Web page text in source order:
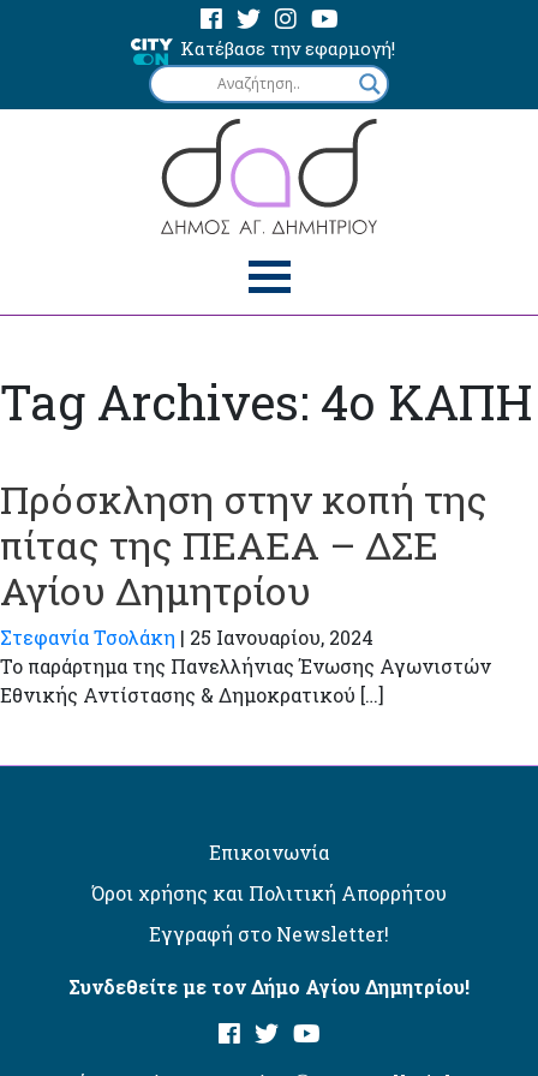
Κατέβασε την εφαρμογή!
Tag Archives: 4ο ΚΑΠΗ
Πρόσκληση στην κοπή της
πίτας της ΠΕΑΕΑ – ΔΣΕ
Αγίου Δημητρίου
Στεφανία Τσολάκη | 25 Ιανουαρίου, 2024
Το παράρτημα της Πανελλήνιας Ένωσης Αγωνιστών
Εθνικής Αντίστασης & Δημοκρατικού […]
Επικοινωνία
Όροι χρήσης και Πολιτική Απορρήτου
Εγγραφή στο Newsletter!
Συνδεθείτε με τον Δήμο Αγίου Δημητρίου!